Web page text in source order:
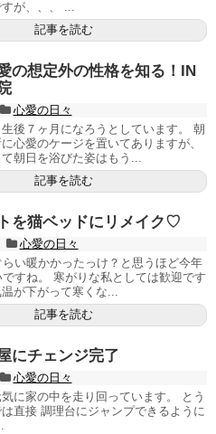
が、、、 ...
記事を読む
の想定外の性格を知る！IN
心愛の日々
後７ヶ月になろうとしています。 朝
心愛のケージを置いてありますが、
朝日を浴びた姿はもう...
記事を読む
を猫ベッドにリメイク♡
心愛の日々
い暖かかったっけ？と思うほど今年
すね。 寒がりな私としては歓迎です
が下がって寒くな...
記事を読む
にチェンジ完了
心愛の日々
に家の中を走り回っています。 とう
直接 調理台にジャンプできるように